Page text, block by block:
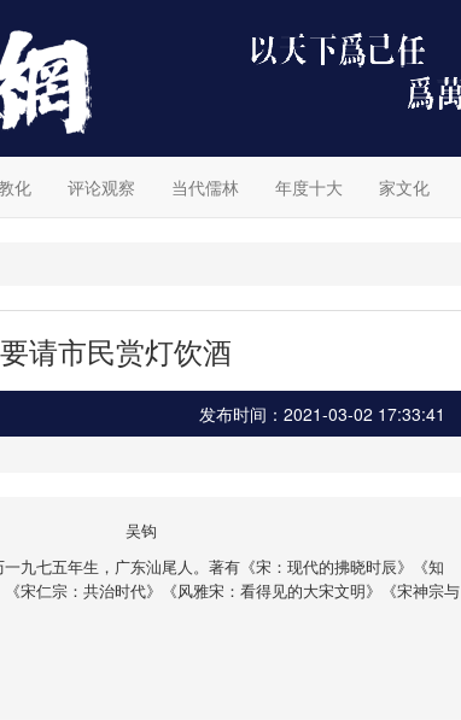
化 评论观察 当代儒林 年度十大 家文化
请市民赏灯饮酒
发布时间：2021-03-02 17:33:41
吴钩
九七五年生，广东汕尾人。著有《宋：现代的拂晓时辰》《知
宋仁宗：共治时代》《风雅宋：看得见的大宋文明》《宋神宗与